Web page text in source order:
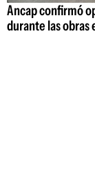
Ancap confirmó
durante las obras